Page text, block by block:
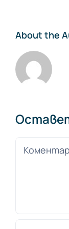
About the
Comment